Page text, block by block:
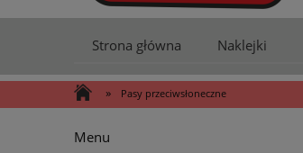
Strona główna Naklejki
» Pasy przeciwsłoneczne
Menu